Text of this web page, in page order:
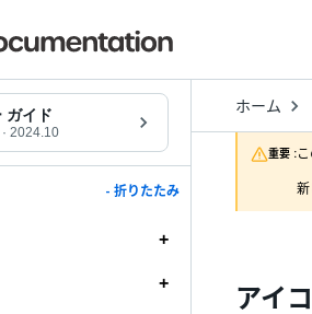
ガイド
· 2024.10
- 折りたたみ
ホーム
重要 :
アイ